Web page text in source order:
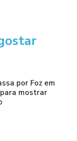
por Foz em
mostrar